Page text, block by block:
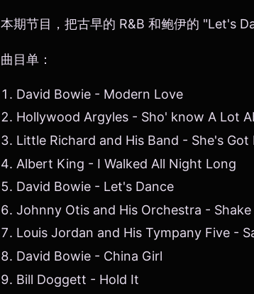
本期节目，把古早的 R&B 和鲍伊的 "Let's
曲目单：
David Bowie - Modern Love
Hollywood Argyles - Sho' know A Lot
Little Richard and His Band - She's Got
Albert King - I Walked All Night Long
David Bowie - Let's Dance
Johnny Otis and His Orchestra - Shake
Louis Jordan and His Tympany Five -
David Bowie - China Girl
Bill Doggett - Hold It